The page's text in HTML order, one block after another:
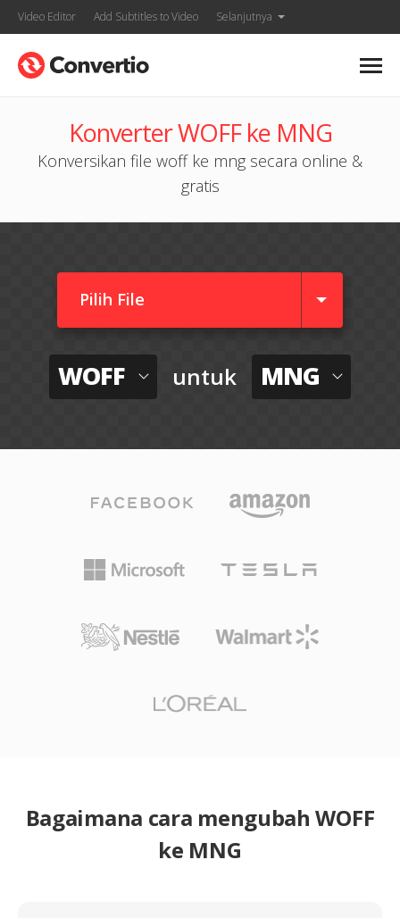
Video Editor Add Subtitles to Video Selanjutnya
Konverter WOFF ke MNG
Konversikan file woff ke mng secara online &
gratis
Pilih File
WOFF untuk MNG
Bagaimana cara mengubah WOFF
ke MNG